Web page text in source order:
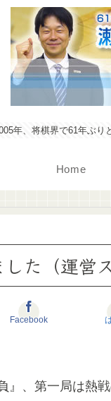
年、将棋界で61年ぶり
Home
た（運営
Facebook
』、第一局は